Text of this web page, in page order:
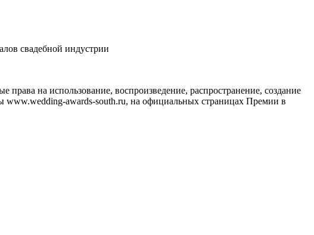
свадебной индустрии
на использование, воспроизведение, распространение, создание
www.wedding-awards-south.ru, на официальных страницах Премии в